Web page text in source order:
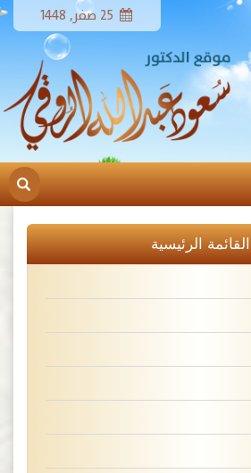
القائمة الرئيسية